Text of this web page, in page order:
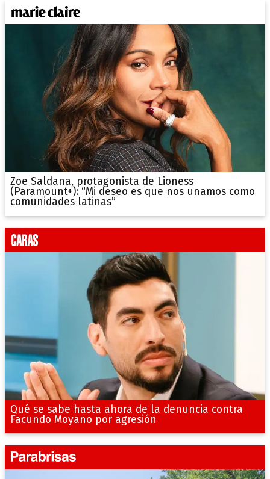
Zoe Saldana, protagonista de Lioness
(Paramount+): “Mi deseo es que nos unamos como
comunidades latinas”
Qué se sabe hasta ahora de la denuncia contra
Facundo Moyano por agresión